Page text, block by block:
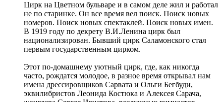
Цирк на Цветном бульваре и в самом деле жил и работал
не по старинке. Он все время вел поиск. Поиск новых
номеров. Поиск новых спектаклей. Поиск новых имен.
В 1919 году по декрету В.И.Ленина цирк был
национализирован. Бывший цирк Саламонского стал
первым государственным цирком.
Этот по-домашнему уютный цирк, где, как никогда
часто, рождатся молодое, в разное время открывал нам
имена дрессировщиков Сарвата и Ольги Бегбуди,
эквилибристов Леонида Костюка и Алексея Сарача,